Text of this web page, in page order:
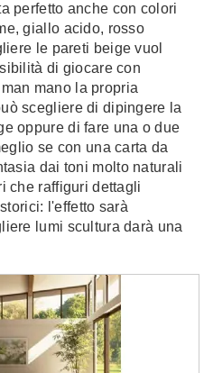
perfetto anche con colori
giallo acido, rosso
le pareti beige vuol
di giocare con
mano la propria
scegliere di dipingere la
oppure di fare una o due
se con una carta da
dai toni molto naturali
che raffiguri dettagli
l'effetto sarà
lumi scultura darà una